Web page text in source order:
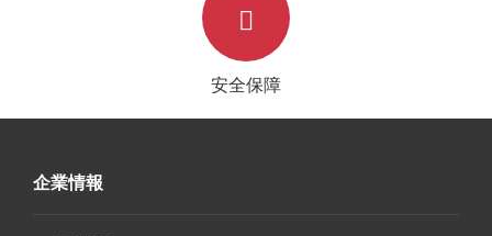
安全保障
企業情報